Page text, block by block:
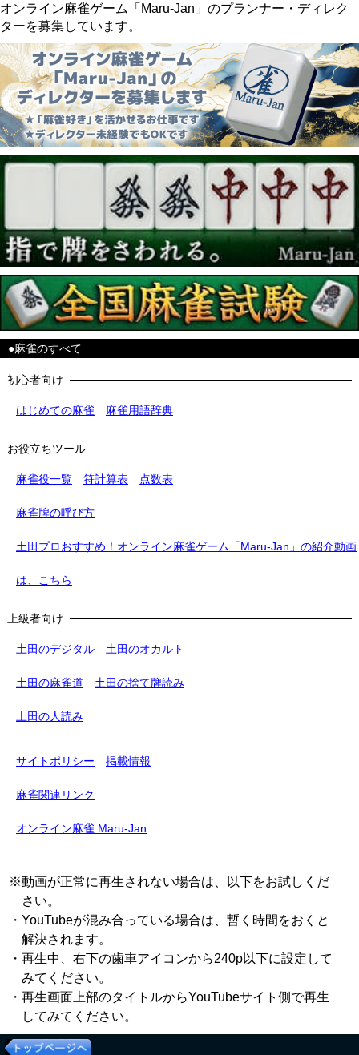
オンライン麻雀ゲーム「Maru-Jan」のプランナー・ディレク
ターを募集しています。
●麻雀のすべて
初心者向け
はじめての麻雀 麻雀用語辞典
お役立ちツール
麻雀役一覧 符計算表 点数表
麻雀牌の呼び方
土田プロおすすめ！オンライン麻雀ゲーム「Maru-Jan」の紹介動画
は、こちら
上級者向け
土田のデジタル 土田のオカルト
土田の麻雀道 土田の捨て牌読み
土田の人読み
サイトポリシー 掲載情報
麻雀関連リンク
オンライン麻雀 Maru-Jan
※動画が正常に再生されない場合は、以下をお試しくだ
さい。
・YouTubeが混み合っている場合は、暫く時間をおくと
解決されます。
・再生中、右下の歯車アイコンから240p以下に設定して
みてください。
・再生画面上部のタイトルからYouTubeサイト側で再生
してみてください。